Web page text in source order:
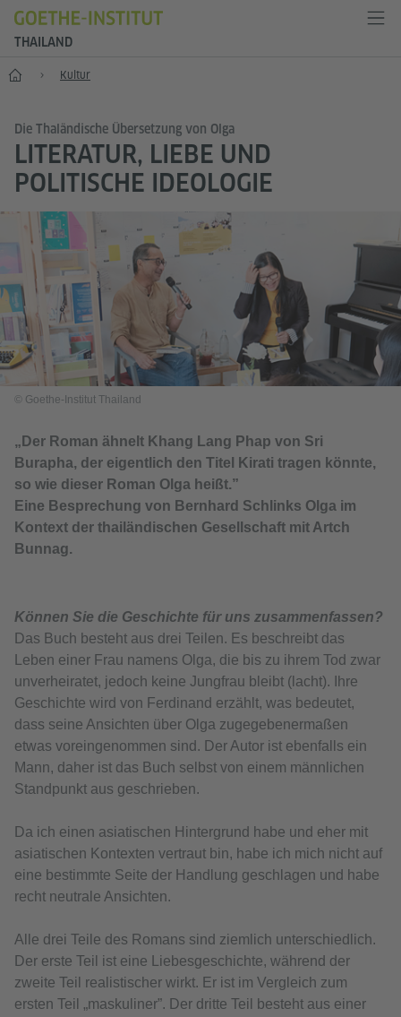
THAILAND
Start Kultur
Die Thaländische Übersetzung von Olga
LITERATUR, LIEBE UND
POLITISCHE IDEOLOGIE
© Goethe-Institut Thailand
„Der Roman ähnelt Khang Lang Phap von Sri
Burapha, der eigentlich den Titel Kirati tragen könnte,
so wie dieser Roman Olga heißt.”
Eine Besprechung von Bernhard Schlinks Olga im
Kontext der thailändischen Gesellschaft mit Artch
Bunnag.
Können Sie die Geschichte für uns zusammenfassen?
Das Buch besteht aus drei Teilen. Es beschreibt das
Leben einer Frau namens Olga, die bis zu ihrem Tod zwar
unverheiratet, jedoch keine Jungfrau bleibt (lacht). Ihre
Geschichte wird von Ferdinand erzählt, was bedeutet,
dass seine Ansichten über Olga zugegebenermaßen
etwas voreingenommen sind. Der Autor ist ebenfalls ein
Mann, daher ist das Buch selbst von einem männlichen
Standpunkt aus geschrieben.
Da ich einen asiatischen Hintergrund habe und eher mit
asiatischen Kontexten vertraut bin, habe ich mich nicht auf
eine bestimmte Seite der Handlung geschlagen und habe
recht neutrale Ansichten.
Alle drei Teile des Romans sind ziemlich unterschiedlich.
Der erste Teil ist eine Liebesgeschichte, während der
zweite Teil realistischer wirkt. Er ist im Vergleich zum
ersten Teil „maskuliner”. Der dritte Teil besteht aus einer